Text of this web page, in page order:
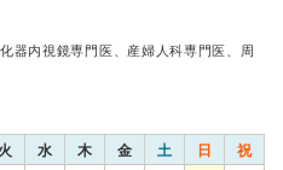
器内視鏡専門医、産婦人科専門医、周
火 水 木 金 土 日 祝